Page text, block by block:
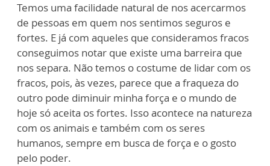
Temos uma facilidade natural de nos acercarmos
de pessoas em quem nos sentimos seguros e
fortes. E já com aqueles que consideramos fracos
conseguimos notar que existe uma barreira que
nos separa. Não temos o costume de lidar com os
fracos, pois, às vezes, parece que a fraqueza do
outro pode diminuir minha força e o mundo de
hoje só aceita os fortes. Isso acontece na natureza
com os animais e também com os seres
humanos, sempre em busca de força e o gosto
pelo poder.